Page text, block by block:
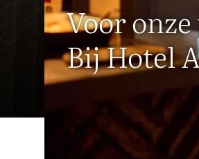
Voor
Bij Hotel